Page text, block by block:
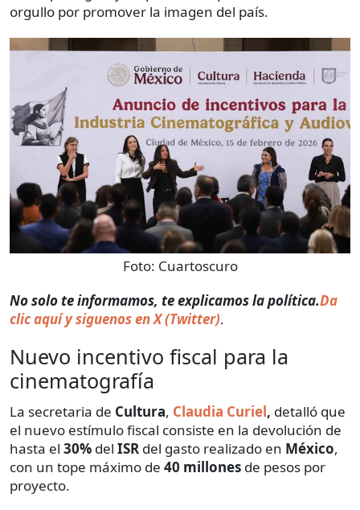
orgullo por promover la imagen del país.
Foto: Cuartoscuro
No solo te informamos, te explicamos la política.Da
clic aquí y siguenos en X (Twitter).
Nuevo incentivo fiscal para la
cinematografía
La secretaria de Cultura, Claudia Curiel, detalló que
el nuevo estímulo fiscal consiste en la devolución de
hasta el 30% del ISR del gasto realizado en México,
con un tope máximo de 40 millones de pesos por
proyecto.